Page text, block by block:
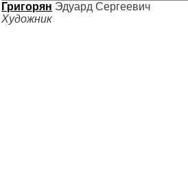
Григорян Эдуард Сергеевич
Художник